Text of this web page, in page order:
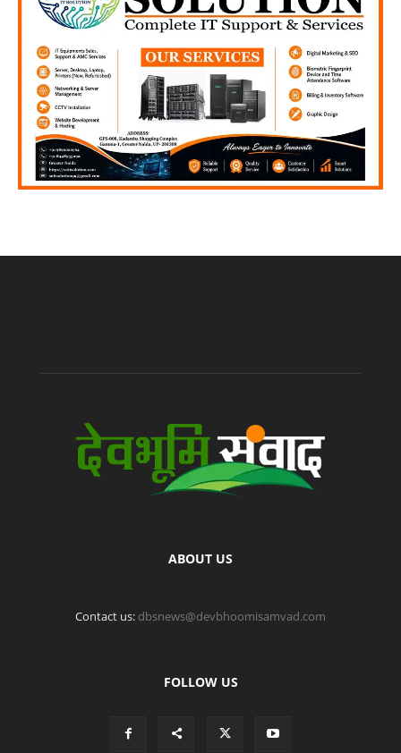
ABOUT US
Contact us: dbsnews@devbhoomisamvad.com
FOLLOW US